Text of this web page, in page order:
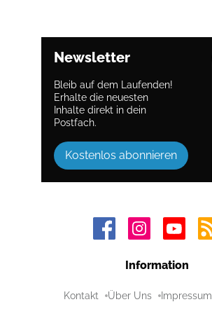
Newsletter
Bleib auf dem Laufenden!
Erhalte die neuesten
Inhalte direkt in dein
Postfach.
Kostenlos abonnieren
Information
Kontakt Über Uns Impressum